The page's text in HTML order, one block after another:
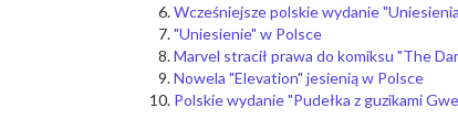
Wcześniejsze polskie wydanie
"Uniesienie" w Polsce
Marvel stracił prawa do komiksu "The
Nowela "Elevation" jesienią w Polsce
Polskie wydanie "Pudełka z guzikami